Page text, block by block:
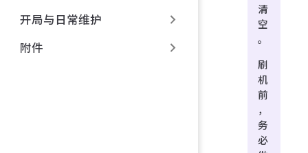
开局与日常维护
附件
清
空
。
刷
机
前
，
务
必